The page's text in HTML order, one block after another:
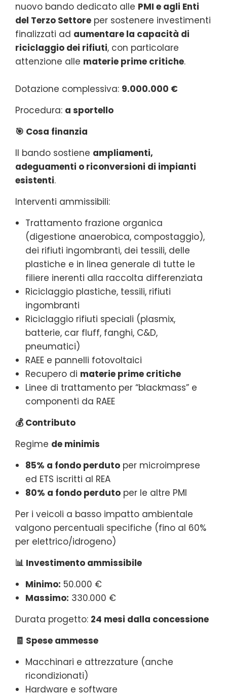
nuovo bando dedicato alle PMI e agli Enti
del Terzo Settore per sostenere investimenti
finalizzati ad aumentare la capacità di
riciclaggio dei rifiuti, con particolare
attenzione alle materie prime critiche.
Dotazione complessiva: 9.000.000 €
Procedura: a sportello
🎯 Cosa finanzia
Il bando sostiene ampliamenti,
adeguamenti o riconversioni di impianti
esistenti.
Interventi ammissibili:
Trattamento frazione organica
(digestione anaerobica, compostaggio),
dei rifiuti ingombranti, dei tessili, delle
plastiche e in linea generale di tutte le
filiere inerenti alla raccolta differenziata
Riciclaggio plastiche, tessili, rifiuti
ingombranti
Riciclaggio rifiuti speciali (plasmix,
batterie, car fluff, fanghi, C&D,
pneumatici)
RAEE e pannelli fotovoltaici
Recupero di materie prime critiche
Linee di trattamento per “blackmass” e
componenti da RAEE
💰 Contributo
Regime de minimis
85% a fondo perduto per microimprese
ed ETS iscritti al REA
80% a fondo perduto per le altre PMI
Per i veicoli a basso impatto ambientale
valgono percentuali specifiche (fino al 60%
per elettrico/idrogeno)
📊 Investimento ammissibile
Minimo: 50.000 €
Massimo: 330.000 €
Durata progetto: 24 mesi dalla concessione
🧾 Spese ammesse
Macchinari e attrezzature (anche
ricondizionati)
Hardware e software